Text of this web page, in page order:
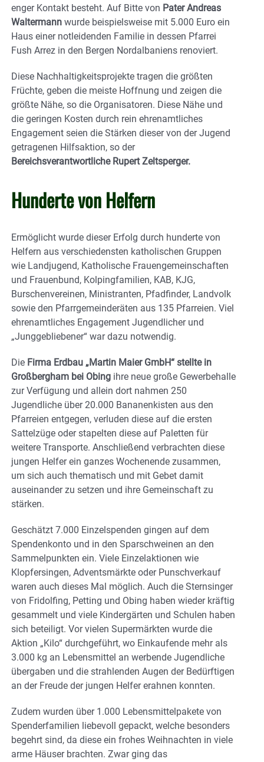
enger Kontakt besteht. Auf Bitte von Pater Andreas
Waltermann wurde beispielsweise mit 5.000 Euro ein
Haus einer notleidenden Familie in dessen Pfarrei
Fush Arrez in den Bergen Nordalbaniens renoviert.
Diese Nachhaltigkeitsprojekte tragen die größten
Früchte, geben die meiste Hoffnung und zeigen die
größte Nähe, so die Organisatoren. Diese Nähe und
die geringen Kosten durch rein ehrenamtliches
Engagement seien die Stärken dieser von der Jugend
getragenen Hilfsaktion, so der
Bereichsverantwortliche Rupert Zeltsperger.
Hunderte von Helfern
Ermöglicht wurde dieser Erfolg durch hunderte von
Helfern aus verschiedensten katholischen Gruppen
wie Landjugend, Katholische Frauengemeinschaften
und Frauenbund, Kolpingfamilien, KAB, KJG,
Burschenvereinen, Ministranten, Pfadfinder, Landvolk
sowie den Pfarrgemeinderäten aus 135 Pfarreien. Viel
ehrenamtliches Engagement Jugendlicher und
„Junggebliebener“ war dazu notwendig.
Die Firma Erdbau „Martin Maier GmbH“ stellte in
Großbergham bei Obing ihre neue große Gewerbehalle
zur Verfügung und allein dort nahmen 250
Jugendliche über 20.000 Bananenkisten aus den
Pfarreien entgegen, verluden diese auf die ersten
Sattelzüge oder stapelten diese auf Paletten für
weitere Transporte. Anschließend verbrachten diese
jungen Helfer ein ganzes Wochenende zusammen,
um sich auch thematisch und mit Gebet damit
auseinander zu setzen und ihre Gemeinschaft zu
stärken.
Geschätzt 7.000 Einzelspenden gingen auf dem
Spendenkonto und in den Sparschweinen an den
Sammelpunkten ein. Viele Einzelaktionen wie
Klopfersingen, Adventsmärkte oder Punschverkauf
waren auch dieses Mal möglich. Auch die Sternsinger
von Fridolfing, Petting und Obing haben wieder kräftig
gesammelt und viele Kindergärten und Schulen haben
sich beteiligt. Vor vielen Supermärkten wurde die
Aktion „Kilo“ durchgeführt, wo Einkaufende mehr als
3.000 kg an Lebensmittel an werbende Jugendliche
übergaben und die strahlenden Augen der Bedürftigen
an der Freude der jungen Helfer erahnen konnten.
Zudem wurden über 1.000 Lebensmittelpakete von
Spenderfamilien liebevoll gepackt, welche besonders
begehrt sind, da diese ein frohes Weihnachten in viele
arme Häuser brachten. Zwar ging das